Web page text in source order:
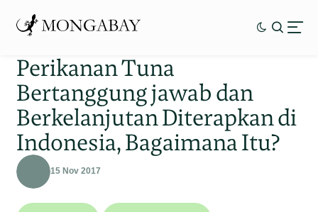
Perikanan Tuna
Bertanggung jawab dan
Berkelanjutan Diterapkan di
Indonesia, Bagaimana Itu?
15 Nov 2017